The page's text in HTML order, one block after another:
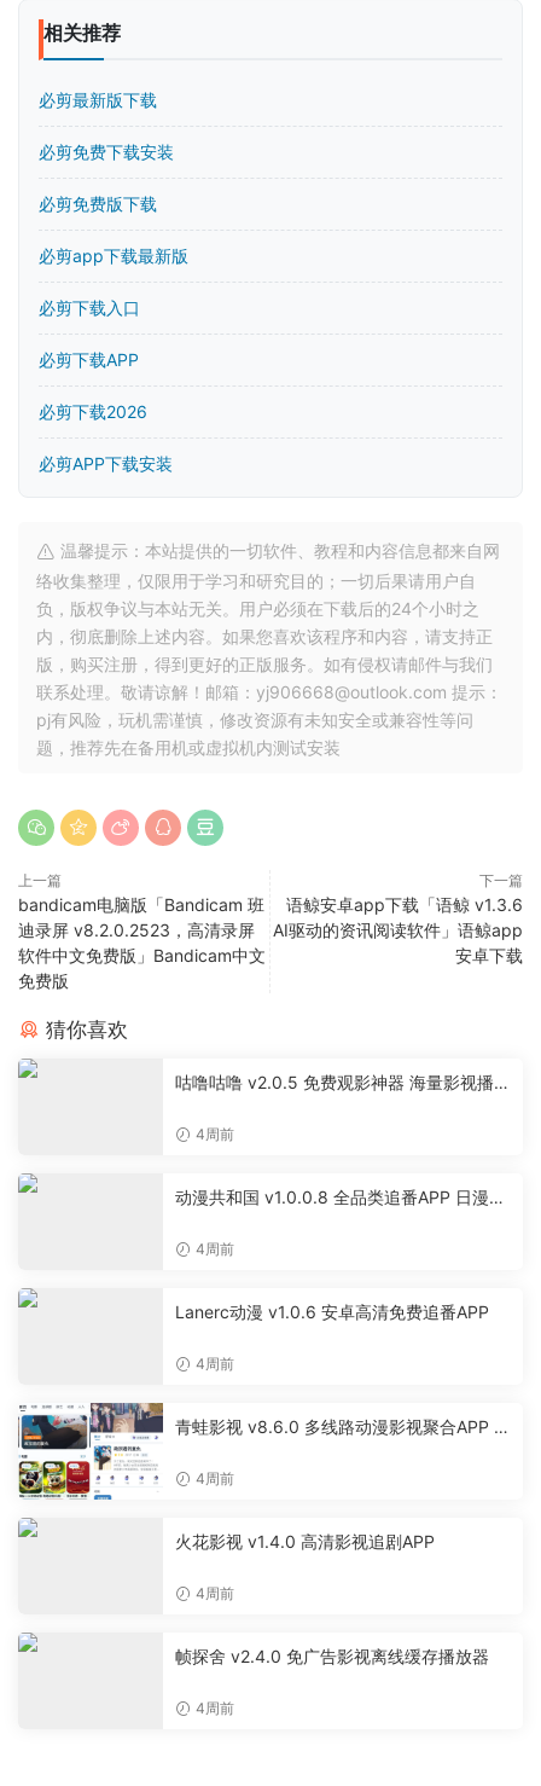
相关推荐
必剪最新版下载
必剪免费下载安装
必剪免费版下载
必剪app下载最新版
必剪下载入口
必剪下载APP
必剪下载2026
必剪APP下载安装
温馨提示：本站提供的一切软件、教程和内容信息都来自网
络收集整理，仅限用于学习和研究目的；一切后果请用户自
负，版权争议与本站无关。用户必须在下载后的24个小时之
内，彻底删除上述内容。如果您喜欢该程序和内容，请支持正
版，购买注册，得到更好的正版服务。如有侵权请邮件与我们
联系处理。敬请谅解！邮箱：yj906668@outlook.com 提示：
pj有风险，玩机需谨慎，修改资源有未知安全或兼容性等问
题，推荐先在备用机或虚拟机内测试安装
上一篇
bandicam电脑版「Bandicam 班
迪录屏 v8.2.0.2523，高清录屏
软件中文免费版」Bandicam中文
免费版
下一篇
语鲸安卓app下载「语鲸 v1.3.6
AI驱动的资讯阅读软件」语鲸app
安卓下载
猜你喜欢
咕噜咕噜 v2.0.5 免费观影神器 海量影视播放
4周前
动漫共和国 v1.0.0.8 全品类追番APP 日漫国
4周前
Lanerc动漫 v1.0.6 安卓高清免费追番APP
4周前
青蛙影视 v8.6.0 多线路动漫影视聚合APP 免
4周前
火花影视 v1.4.0 高清影视追剧APP
4周前
帧探舍 v2.4.0 免广告影视离线缓存播放器
4周前